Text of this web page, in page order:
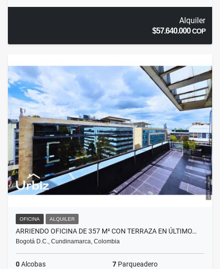
Alquiler
$57.640.000COP
OFICINA ALQUILER
ARRIENDO OFICINA DE 357 M² CON TERRAZA EN ÚLTIMO…
Bogotá D.C., Cundinamarca, Colombia
0Alcobas 7 Parqueadero